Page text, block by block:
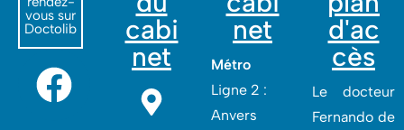
vous sur
Doctolib
cabi
net
net
Métro
Ligne 2 :
Anvers
d'ac
cès
Le docteur
Fernando de